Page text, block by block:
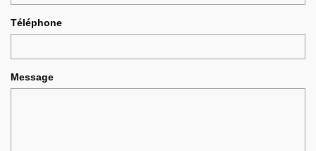
Téléphone
Message